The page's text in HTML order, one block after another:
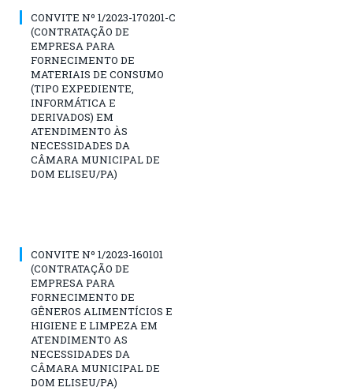
CONVITE Nº 1/2023-170201-C
(CONTRATAÇÃO DE
EMPRESA PARA
FORNECIMENTO DE
MATERIAIS DE CONSUMO
(TIPO EXPEDIENTE,
INFORMÁTICA E
DERIVADOS) EM
ATENDIMENTO ÀS
NECESSIDADES DA
CÂMARA MUNICIPAL DE
DOM ELISEU/PA)
CONVITE Nº 1/2023-160101
(CONTRATAÇÃO DE
EMPRESA PARA
FORNECIMENTO DE
GÊNEROS ALIMENTÍCIOS E
HIGIENE E LIMPEZA EM
ATENDIMENTO AS
NECESSIDADES DA
CÂMARA MUNICIPAL DE
DOM ELISEU/PA)